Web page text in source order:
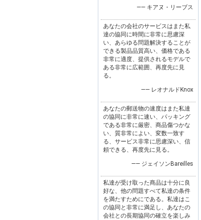
—— キアヌ・リーブス
あなたの会社のサービスはまた私
達の協同に時間に非常に思慮深
い、あらゆる問題解決することが
できる製品品質高い、価格である
非常に適度、提供されるモデルで
ある非常に広範囲、再度先に見
る。
—— レオナルドKnox
あなたの郵送物の速度はまた私達
の協同に非常に速い、パッキング
である非常に厳密、商品傷つかな
い、質非常によい、変数一致す
る、サービス非常に思慮深い、信
頼できる、再度先に見る。
—— ジェイソンBareilles
私達が受け取った商品は十分に良
好な、他の問題すべて私達の条件
を満たすためにである。私達はこ
の協同と非常に満足し、あなたの
会社との長期協同の確立を楽しみ